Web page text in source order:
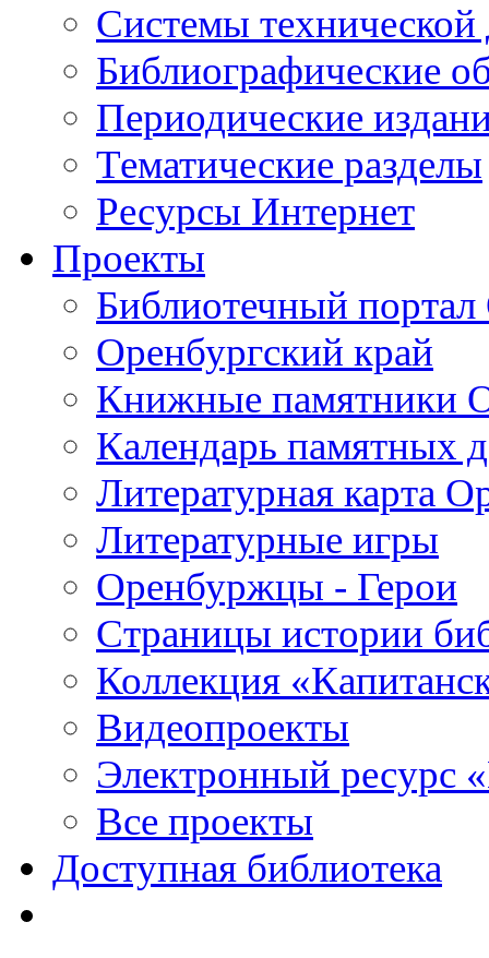
Cистемы
Библиографические
Периодические
Тематические разделы
Ресурсы Интернет
Проекты
Библиотечный портал
Оренбургский край
Книжные памятники
Календарь памятных
Литературная карта
Литературные игры
Оренбуржцы - Герои
Страницы истории
Коллекция
Видеопроекты
Электронный ресурс
Все проекты
Доступная библиотека